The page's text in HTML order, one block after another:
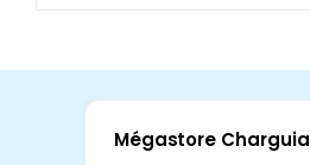
Mégastore Charguia